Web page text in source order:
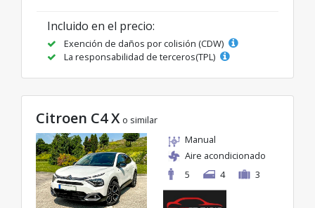
Incluido en el precio:
Exención de daños por colisión (CDW)
La responsabilidad de terceros(TPL)
Citroen C4 X o similar
Manual
Aire acondicionado
5
4 3